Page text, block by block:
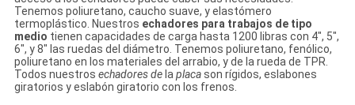
Tenemos poliuretano, caucho suave, y elastómero
termoplástico. Nuestros echadores para trabajos de tipo
medio tienen capacidades de carga hasta 1200 libras con 4", 5",
6", y 8" las ruedas del diámetro. Tenemos poliuretano, fenólico,
poliuretano en los materiales del arrabio, y de la rueda de TPR.
Todos nuestros echadores delaplacason rígidos, eslabones
giratorios y eslabón giratorio con los frenos.